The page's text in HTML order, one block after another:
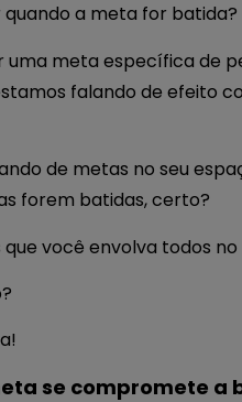
a meta for batida?
meta específica de
falando de efeito
de metas no seu
forem batidas, certo?
você envolva todos
se compromete a